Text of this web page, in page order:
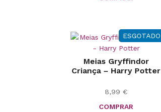
ESGOTADO
Meias Gryffindor
Criança – Harry Potter
8,99 €
COMPRAR